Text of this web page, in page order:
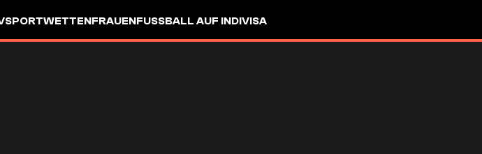
SPORTWETTENFRAUENFUSSBALL AUF INDIVISA